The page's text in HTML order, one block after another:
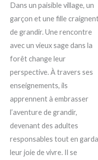
Dans un paisible village, un
garçon et une fille
de grandir. Une rencontre
avec un vieux sage dans la
forêt change leur
perspective. À travers ses
enseignements, ils
apprennent à embrasser
l’aventure de grandir,
devenant des adultes
responsables tout en
leur joie de vivre. Il se